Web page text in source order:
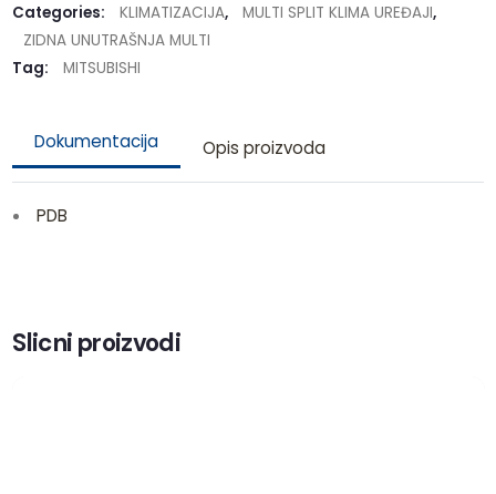
Categories:
KLIMATIZACIJA, MULTI SPLIT KLIMA UREĐAJI,
ZIDNA UNUTRAŠNJA MULTI
Tag:
MITSUBISHI
Dokumentacija Opis proizvoda
PDB
Slicni proizvodi